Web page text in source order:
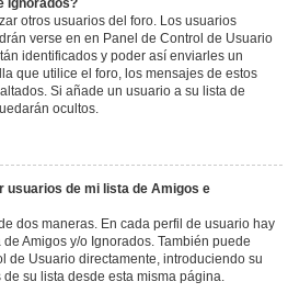
Ignorados?
otros usuarios del foro. Los usuarios
verse en en Panel de Control de Usuario
identificados y poder así enviarles un
que utilice el foro, los mensajes de estos
Si añade un usuario a su lista de
ocultos.
usuarios de mi lista de Amigos e
dos maneras. En cada perfil de usuario hay
Amigos y/o Ignorados. También puede
de Usuario directamente, introduciendo su
su lista desde esta misma página.